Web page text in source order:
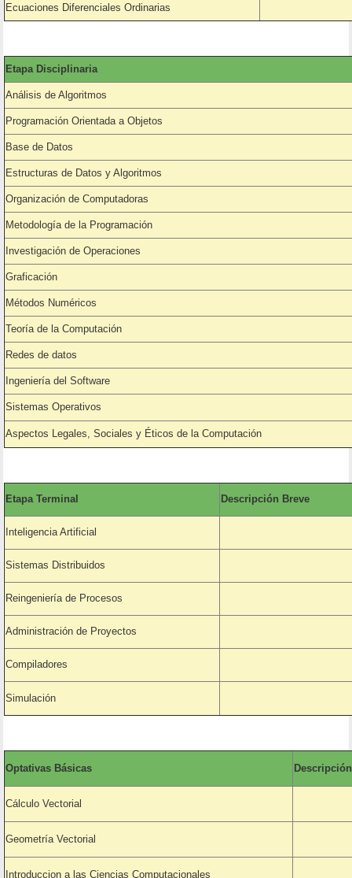
Ecuaciones Diferenciales Ordinarias
Etapa Disciplinaria
Análisis de Algoritmos
Programación Orientada a Objetos
Base de Datos
Estructuras de Datos y Algoritmos
Organización de Computadoras
Metodología de la Programación
Investigación de Operaciones
Graficación
Métodos Numéricos
Teoría de la Computación
Redes de datos
Ingeniería del Software
Sistemas Operativos
Aspectos Legales, Sociales y Éticos de la Computación
Etapa Terminal Descripción Breve
Inteligencia Artificial
Sistemas Distribuidos
Reingeniería de Procesos
Administración de Proyectos
Compiladores
Simulación
Optativas Básicas
Cálculo Vectorial
Geometría Vectorial
Introduccion a las Ciencias Computacionales